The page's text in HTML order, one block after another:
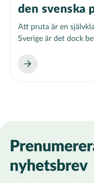
den svenska
Att pruta är en
Sverige är det dock
nyhetsbrev